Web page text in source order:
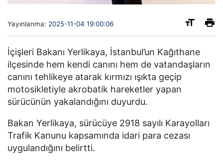
Yayınlanma: 2025-11-04 19:00:06
İçişleri Bakanı Yerlikaya, İstanbul’un Kağıthane
ilçesinde hem kendi canını hem de vatandaşların
canını tehlikeye atarak kırmızı ışıkta geçip
motosikletiyle akrobatik hareketler yapan
sürücünün yakalandığını duyurdu.
Bakan Yerlikaya, sürücüye 2918 sayılı Karayolları
Trafik Kanunu kapsamında idari para cezası
uygulandığını belirtti.